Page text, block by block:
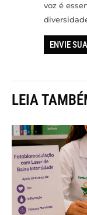
voz é
ENVIE
LEIA